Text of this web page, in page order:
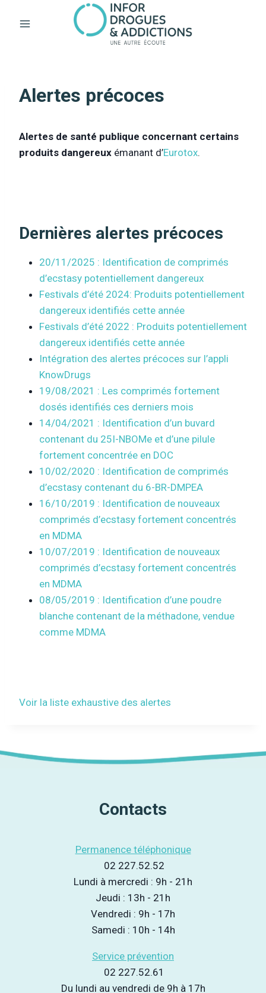
Alertes précoces
Alertes de santé publique concernant certains
produits dangereux émanant d’Eurotox.
Dernières alertes précoces
20/11/2025 : Identification de comprimés
d’ecstasy potentiellement dangereux
Festivals d’été 2024: Produits potentiellement
dangereux identifiés cette année
Festivals d’été 2022 : Produits potentiellement
dangereux identifiés cette année
Intégration des alertes précoces sur l’appli
KnowDrugs
19/08/2021 : Les comprimés fortement
dosés identifiés ces derniers mois
14/04/2021 : Identification d’un buvard
contenant du 25I-NBOMe et d’une pilule
fortement concentrée en DOC
10/02/2020 : Identification de comprimés
d’ecstasy contenant du 6-BR-DMPEA
16/10/2019 : Identification de nouveaux
comprimés d’ecstasy fortement concentrés
en MDMA
10/07/2019 : Identification de nouveaux
comprimés d’ecstasy fortement concentrés
en MDMA
08/05/2019 : Identification d’une poudre
blanche contenant de la méthadone, vendue
comme MDMA
Voir la liste exhaustive des alertes
Contacts
Permanence téléphonique
02 227.52.52
Lundi à mercredi : 9h - 21h
Jeudi : 13h - 21h
Vendredi : 9h - 17h
Samedi : 10h - 14h
Service prévention
02 227.52.61
Du lundi au vendredi de 9h à 17h